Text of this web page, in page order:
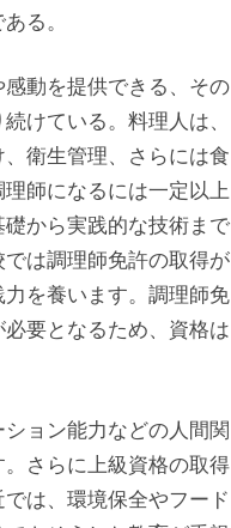
る。
動を提供できる、その
けている。料理人は、
衛生管理、さらには食
師になるには一定以上
から実践的な技術まで
は調理師免許の取得が
を養います。調理師免
要となるため、資格は
ョン能力などの人間関
さらに上級資格の取得
は、環境保全やフード